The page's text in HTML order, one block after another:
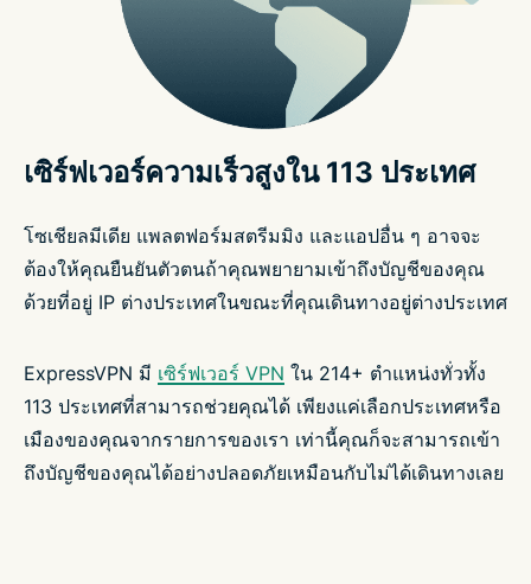
เซิร์ฟเวอร์ความเร็วสูงใน 113 ประเทศ
โซเชียลมีเดีย แพลตฟอร์มสตรีมมิง และแอปอื่น ๆ อาจจะ
ต้องให้คุณยืนยันตัวตนถ้าคุณพยายามเข้าถึงบัญชีของคุณ
ด้วยที่อยู่ IP ต่างประเทศในขณะที่คุณเดินทางอยู่ต่างประเทศ
ExpressVPN มี เซิร์ฟเวอร์ VPN ใน 214+ ตำแหน่งทั่วทั้ง
113 ประเทศที่สามารถช่วยคุณได้ เพียงแค่เลือกประเทศหรือ
เมืองของคุณจากรายการของเรา เท่านี้คุณก็จะสามารถเข้า
ถึงบัญชีของคุณได้อย่างปลอดภัยเหมือนกับไม่ได้เดินทางเลย